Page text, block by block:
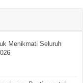
Menikmati Seluruh